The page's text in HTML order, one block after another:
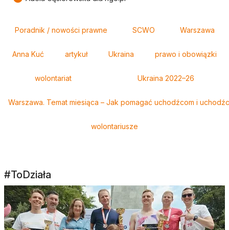
Poradnik / nowości prawne SCWO Warszawa
Anna Kuć artykuł Ukraina prawo i obowiązki
wolontariat Ukraina 2022–26
Warszawa. Temat miesiąca – Jak pomagać uchodźcom i
wolontariusze
#ToDziała